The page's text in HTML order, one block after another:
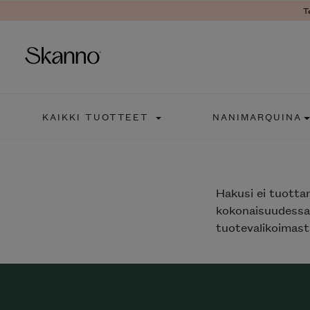
KAIKKI TUOTTEET NANIMARQUINA
Hakusi ei